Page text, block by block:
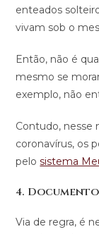
enteados
vivam sob o
Então, não é
mesmo se
exemplo, não
Contudo, nesse
coronavírus, os
pelosistema
4.
Via de regra, é